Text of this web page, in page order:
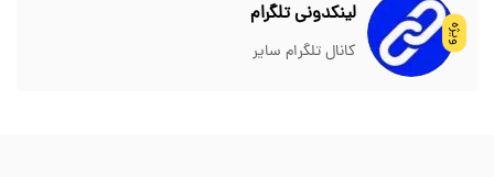
ویژه
لینکدونی تلگرام
کانال تلگرام سایر